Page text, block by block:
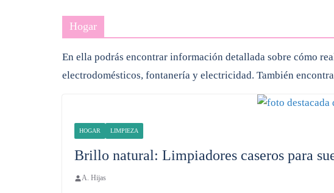
Hogar
En ella podrás encontrar información detallada sobre cómo
electrodomésticos, fontanería y electricidad. También
HOGAR LIMPIEZA
Brillo natural: Limpiadores caseros para
A. Hijas